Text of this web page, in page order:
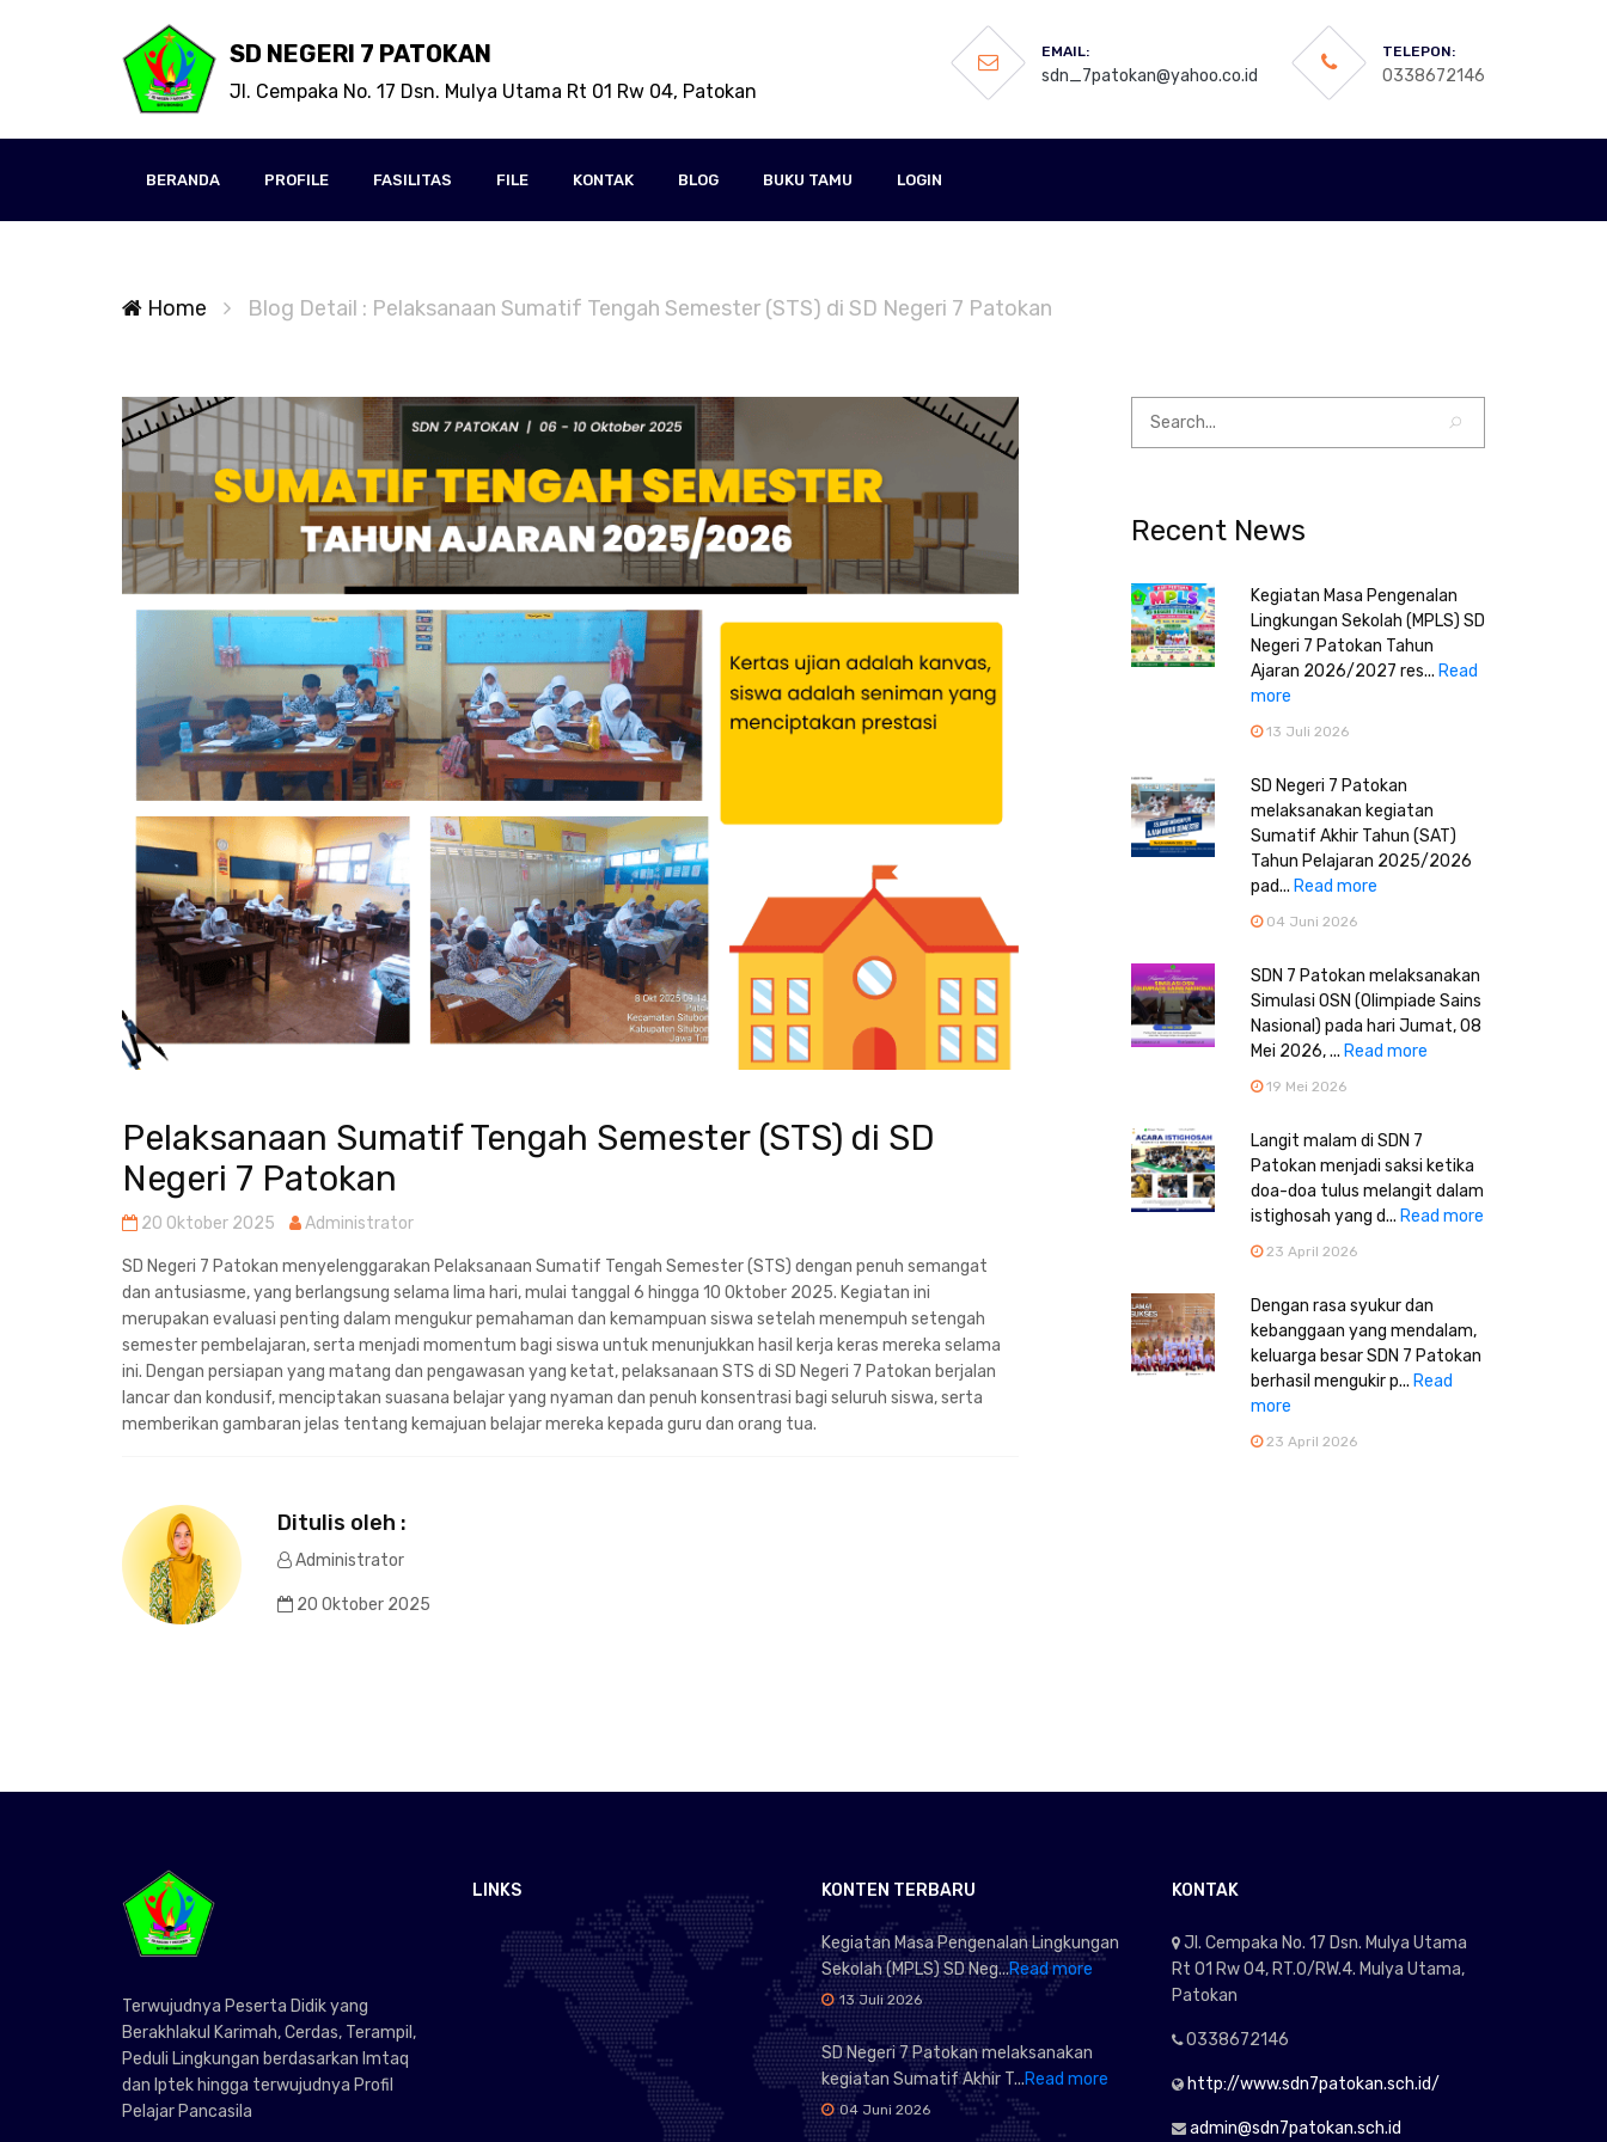
SD NEGERI 7 PATOKAN
Jl. Cempaka No. 17 Dsn. Mulya Utama Rt 01 Rw 04, Patokan
EMAIL:
sdn_7patokan@yahoo.co.id
TELEPON:
0338672146
BERANDA PROFILE FASILITAS FILE KONTAK BLOG BUKU TAMU LOGIN
Home Blog Detail : Pelaksanaan Sumatif Tengah Semester (STS) di SD Negeri 7 Patokan
Pelaksanaan Sumatif Tengah Semester (STS) di SD
Negeri 7 Patokan
20 Oktober 2025 Administrator
SD Negeri 7 Patokan menyelenggarakan Pelaksanaan Sumatif Tengah Semester (STS) dengan penuh semangat
dan antusiasme, yang berlangsung selama lima hari, mulai tanggal 6 hingga 10 Oktober 2025. Kegiatan ini
merupakan evaluasi penting dalam mengukur pemahaman dan kemampuan siswa setelah menempuh setengah
semester pembelajaran, serta menjadi momentum bagi siswa untuk menunjukkan hasil kerja keras mereka selama
ini. Dengan persiapan yang matang dan pengawasan yang ketat, pelaksanaan STS di SD Negeri 7 Patokan berjalan
lancar dan kondusif, menciptakan suasana belajar yang nyaman dan penuh konsentrasi bagi seluruh siswa, serta
memberikan gambaran jelas tentang kemajuan belajar mereka kepada guru dan orang tua.
Ditulis oleh :
Administrator
20 Oktober 2025
Recent News
Kegiatan Masa Pengenalan
Lingkungan Sekolah (MPLS) SD
Negeri 7 Patokan Tahun
Ajaran 2026/2027 res... Read
more
13 Juli 2026
SD Negeri 7 Patokan
melaksanakan kegiatan
Sumatif Akhir Tahun (SAT)
Tahun Pelajaran 2025/2026
pad... Read more
04 Juni 2026
SDN 7 Patokan melaksanakan
Simulasi OSN (Olimpiade Sains
Nasional) pada hari Jumat, 08
Mei 2026, ... Read more
19 Mei 2026
Langit malam di SDN 7
Patokan menjadi saksi ketika
doa-doa tulus melangit dalam
istighosah yang d... Read more
23 April 2026
Dengan rasa syukur dan
kebanggaan yang mendalam,
keluarga besar SDN 7 Patokan
berhasil mengukir p... Read
more
23 April 2026
Terwujudnya Peserta Didik yang
Berakhlakul Karimah, Cerdas, Terampil,
Peduli Lingkungan berdasarkan Imtaq
dan Iptek hingga terwujudnya Profil
Pelajar Pancasila
LINKS KONTEN TERBARU
Kegiatan Masa Pengenalan Lingkungan
Sekolah (MPLS) SD Neg...Read more
13 Juli 2026
SD Negeri 7 Patokan melaksanakan
kegiatan Sumatif Akhir T...Read more
04 Juni 2026
KONTAK
Jl. Cempaka No. 17 Dsn. Mulya Utama
Rt 01 Rw 04, RT.0/RW.4. Mulya Utama,
Patokan
0338672146
http://www.sdn7patokan.sch.id/
admin@sdn7patokan.sch.id